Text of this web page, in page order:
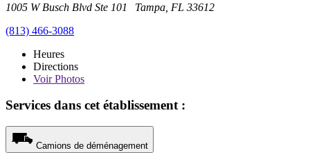
1005 W Busch Blvd Ste 101 Tampa, FL 33612
(813) 466-3088
Heures
Directions
VoirPhotos
Services dans cet établissement :
Camions de déménagement